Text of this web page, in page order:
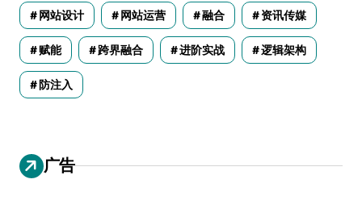
网站设计 网站运营 融合 资讯传媒
赋能 跨界融合 进阶实战 逻辑架构
防注入
广告